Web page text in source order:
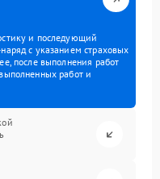
и последующий
с указанием страховых
после выполнения работ
работ и